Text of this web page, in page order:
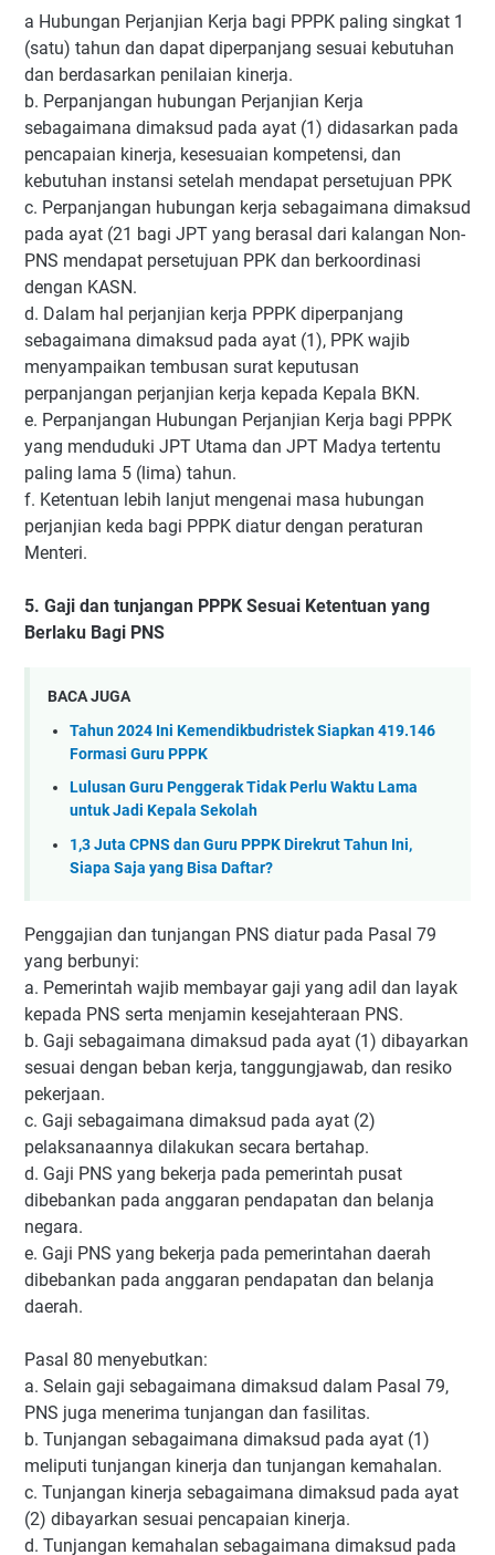
a Hubungan Perjanjian Kerja bagi PPPK paling singkat 1
(satu) tahun dan dapat diperpanjang sesuai kebutuhan
dan berdasarkan penilaian kinerja.
b. Perpanjangan hubungan Perjanjian Kerja
sebagaimana dimaksud pada ayat (1) didasarkan pada
pencapaian kinerja, kesesuaian kompetensi, dan
kebutuhan instansi setelah mendapat persetujuan PPK
c. Perpanjangan hubungan kerja sebagaimana dimaksud
pada ayat (21 bagi JPT yang berasal dari kalangan Non-
PNS mendapat persetujuan PPK dan berkoordinasi
dengan KASN.
d. Dalam hal perjanjian kerja PPPK diperpanjang
sebagaimana dimaksud pada ayat (1), PPK wajib
menyampaikan tembusan surat keputusan
perpanjangan perjanjian kerja kepada Kepala BKN.
e. Perpanjangan Hubungan Perjanjian Kerja bagi PPPK
yang menduduki JPT Utama dan JPT Madya tertentu
paling lama 5 (lima) tahun.
f. Ketentuan lebih lanjut mengenai masa hubungan
perjanjian keda bagi PPPK diatur dengan peraturan
Menteri.
5. Gaji dan tunjangan PPPK Sesuai Ketentuan yang
Berlaku Bagi PNS
BACA JUGA
Tahun 2024 Ini Kemendikbudristek Siapkan 419.146
Formasi Guru PPPK
Lulusan Guru Penggerak Tidak Perlu Waktu Lama
untuk Jadi Kepala Sekolah
1,3 Juta CPNS dan Guru PPPK Direkrut Tahun Ini,
Siapa Saja yang Bisa Daftar?
Penggajian dan tunjangan PNS diatur pada Pasal 79
yang berbunyi:
a. Pemerintah wajib membayar gaji yang adil dan layak
kepada PNS serta menjamin kesejahteraan PNS.
b. Gaji sebagaimana dimaksud pada ayat (1) dibayarkan
sesuai dengan beban kerja, tanggungjawab, dan resiko
pekerjaan.
c. Gaji sebagaimana dimaksud pada ayat (2)
pelaksanaannya dilakukan secara bertahap.
d. Gaji PNS yang bekerja pada pemerintah pusat
dibebankan pada anggaran pendapatan dan belanja
negara.
e. Gaji PNS yang bekerja pada pemerintahan daerah
dibebankan pada anggaran pendapatan dan belanja
daerah.
Pasal 80 menyebutkan:
a. Selain gaji sebagaimana dimaksud dalam Pasal 79,
PNS juga menerima tunjangan dan fasilitas.
b. Tunjangan sebagaimana dimaksud pada ayat (1)
meliputi tunjangan kinerja dan tunjangan kemahalan.
c. Tunjangan kinerja sebagaimana dimaksud pada ayat
(2) dibayarkan sesuai pencapaian kinerja.
d. Tunjangan kemahalan sebagaimana dimaksud pada